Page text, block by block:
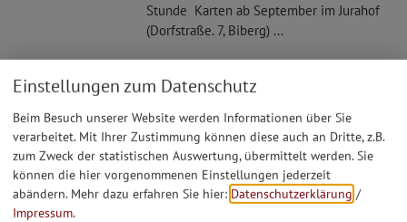
Stunde Karten ab September im Jurahof
(Dorfstraße. 7, Biberg) ...
05.12.26
Weihnachtsfeier des SC Steinberg
Einstellungen zum Datenschutz
Beim Besuch unserer Website werden Informationen über Sie
verarbeitet. Mit Ihrer Zustimmung können diese auch an Dritte, z.B.
zum Zweck der statistischen Auswertung, übermittelt werden. Sie
können die hier vorgenommenen Einstellungen jederzeit
abändern. Mehr dazu erfahren Sie hier: Datenschutzerklärung /
Impressum.